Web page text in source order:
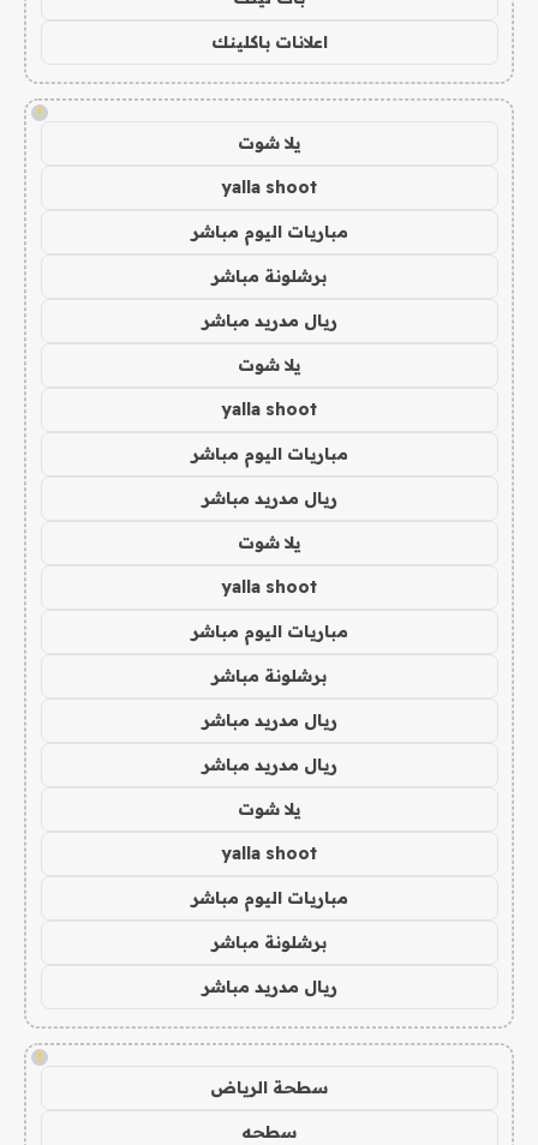
اعلانات باكلينك
!
يلا شوت
yalla shoot
مباريات اليوم مباشر
برشلونة مباشر
ريال مدريد مباشر
يلا شوت
yalla shoot
مباريات اليوم مباشر
ريال مدريد مباشر
يلا شوت
yalla shoot
مباريات اليوم مباشر
برشلونة مباشر
ريال مدريد مباشر
ريال مدريد مباشر
يلا شوت
yalla shoot
مباريات اليوم مباشر
برشلونة مباشر
ريال مدريد مباشر
!
سطحة الرياض
سطحه